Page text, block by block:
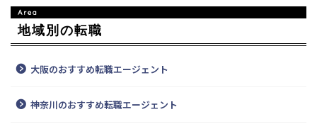
地域別の転職
大阪のおすすめ転職エージェント
神奈川のおすすめ転職エージェント